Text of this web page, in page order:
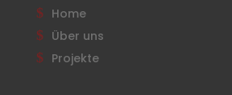
Home
Über uns
Projekte